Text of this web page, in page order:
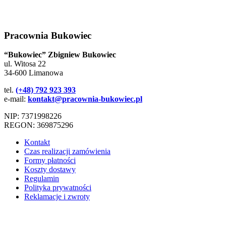
Pracownia Bukowiec
“Bukowiec” Zbigniew Bukowiec
ul. Witosa 22
34-600 Limanowa
tel. (+48) 792 923 393
e-mail: kontakt@pracownia-bukowiec.pl
NIP: 7371998226
REGON: 369875296
Kontakt
Czas realizacji zamówienia
Formy płatności
Koszty dostawy
Regulamin
Polityka prywatności
Reklamacje i zwroty